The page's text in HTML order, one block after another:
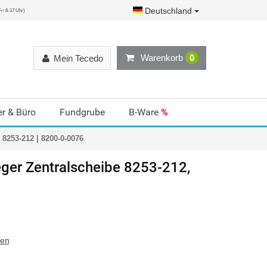
8-17 Uhr) Deutschland
Warenkorb 0
Mein Tecedo
& Büro Fundgrube B-Ware %
212 | 8200-0-0076
Zentralscheibe 8253-212,